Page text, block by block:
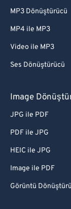
MP3 Dönüştürücü
MP4 ile MP3
Video ile MP3
Ses Dönüştürücü
Image
JPG ile PDF
PDF ile JPG
HEIC ile JPG
Image ile PDF
Görüntü